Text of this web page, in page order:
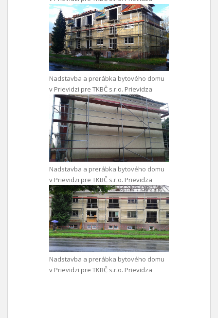
Nadstavba a prerábka bytového domu
v Prievidzi pre TKBČ s.r.o. Prievidza
Nadstavba a prerábka bytového domu
v Prievidzi pre TKBČ s.r.o. Prievidza
Nadstavba a prerábka bytového domu
v Prievidzi pre TKBČ s.r.o. Prievidza